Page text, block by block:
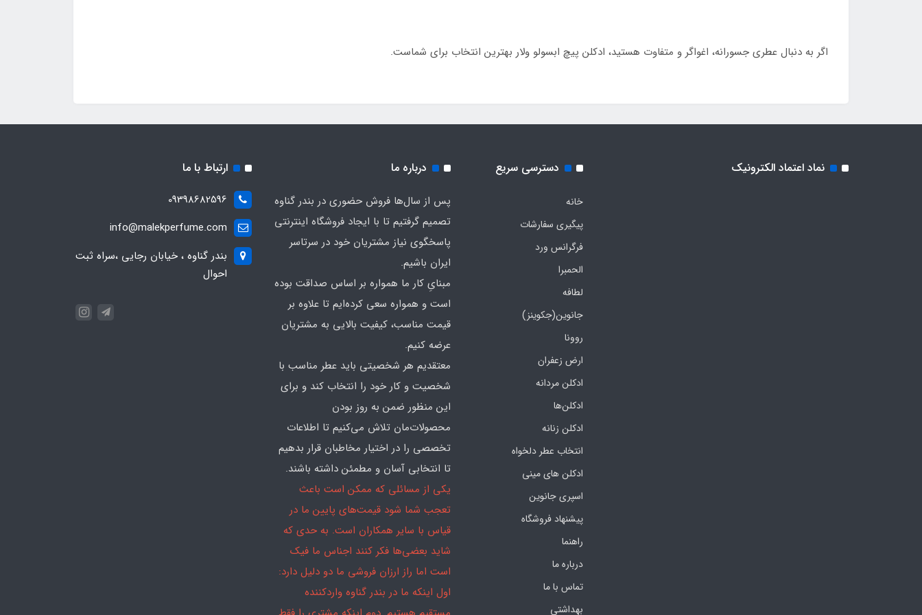
اگر به دنبال عطری جسورانه، اغواگر و متفاوت هستید، ادکلن پیچ ابسولو ولار بهترین انتخاب برای شماست.
نماد اعتماد الکترونیک دسترسی سریع
خانه
پیگیری سفارشات
فرگرانس ورد
الحمبرا
لطافه
جانوین(جکوینز)
روونا
ارض زعفران
ادکلن مردانه
ادکلن‌ها
ادکلن زنانه
انتخاب عطر دلخواه
ادکلن های مینی
اسپری جانوین
پیشنهاد فروشگاه
راهنما
درباره ما
تماس با ما
بهداشتی
درباره ما
پس از سال‌ها فروش حضوری در بندر گناوه
تصمیم گرفتیم تا با ایجاد فروشگاه اینترنتی
پاسخگوی نیاز مشتریان خود در سرتاسر
ایران باشیم.
مبنایِ کار ما همواره بر اساس صداقت بوده
است و همواره سعی کرده‌ایم تا علاوه بر
قیمت مناسب، کیفیت بالایی به مشتریان
عرضه کنیم.
معتقدیم هر شخصیتی باید عطر مناسب با
شخصیت و کار خود را انتخاب کند و برای
این منظور ضمن به روز بودن
محصولات‌مان تلاش می‌کنیم تا اطلاعات
تخصصی را در اختیار مخاطبان قرار بدهیم
تا انتخابی آسان و مطمئن داشته باشند.
یکی از مسائلی که ممکن است باعث
تعجب شما شود قیمت‌های پایین ما در
قیاس با سایر همکاران است. به حدی که
شاید بعضی‌ها فکر کنند اجناس ما فیک
است اما راز ارزان فروشی ما دو دلیل دارد:
اول اینکه ما در بندر گناوه واردکننده
ارتباط با ما
09398682596
info@malekperfume.com
بندر گناوه ، خیابان رجایی ،سراه ثبت
احوال